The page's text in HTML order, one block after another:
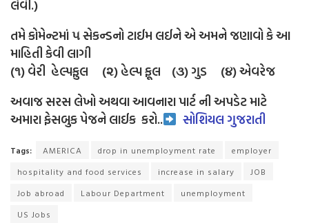
લેવી.)
તમે કોમેન્ટમાં ૫ સેકન્ડનો ટાઈમ લઈને એ અમને જણાવો કે આ
માહિતી કેવી લાગી
(૧) વેરી હેલ્પફુલ (૨) હેલ્પ ફૂલ (૩) ગુડ (૪) એવરેજ
અવાજ સરસ લેખો અથવા આવનારા પાર્ટ ની અપડેટ માટે
અમારા ફેસબુક પેજને લાઈક કરો.. સોશિયલ ગુજરાતી
Tags: AMERICA drop in unemployment rate
employer
hospitality and food services
increase in salary
JOB
Job abroad
Labour Department
unemployment
US Jobs